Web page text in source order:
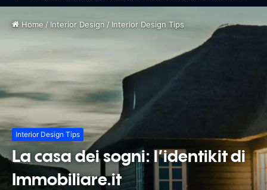
Home /Interior Design / Interior Design Tips
Interior Design Tips
La casa dei sogni: l’identikit di
Immobiliare.it